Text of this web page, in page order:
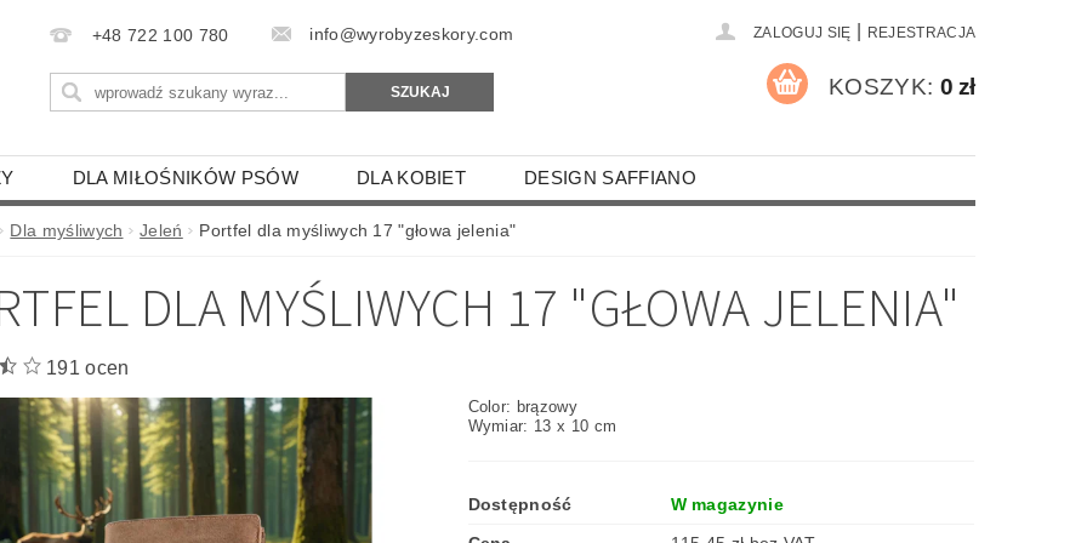
+48 722 100 780 info@wyrobyzeskory.com ZALOGUJ SIĘ REJESTRACJA
KOSZYK: 0 zł
DLA MIŁOŚNIKÓW PSÓW DLA KOBIET DESIGN SAFFIANO
SKÓRZANE SKÓRZANE ZAWIESZKI ETUI DLA PALACZY
PAPUGA, ŚWINKA MORSKA PTAKI DRAPIEŻNE RZEMIEŚLNICY I STRAŹACY
BUS-TIR-TRAMWAJE ZODIAK - HOROSKOPY
PODKŁADKI I ŁAPKI KUCHENNE MANIKIUR
PILOTÓW SKÓRZANE ETUI NA TELEFON
I ZAKŁADKI DO KSIĄŻKI DLA GRZYBIARZY
Dla myśliwych Jeleń Portfel dla myśliwych 17 "głowa jelenia"
DLA MYŚLIWYCH 17 "GŁOWA JELENIA"
191 ocen
Color: brązowy
Wymiar: 13 x 10 cm
Dostępność
W magazynie